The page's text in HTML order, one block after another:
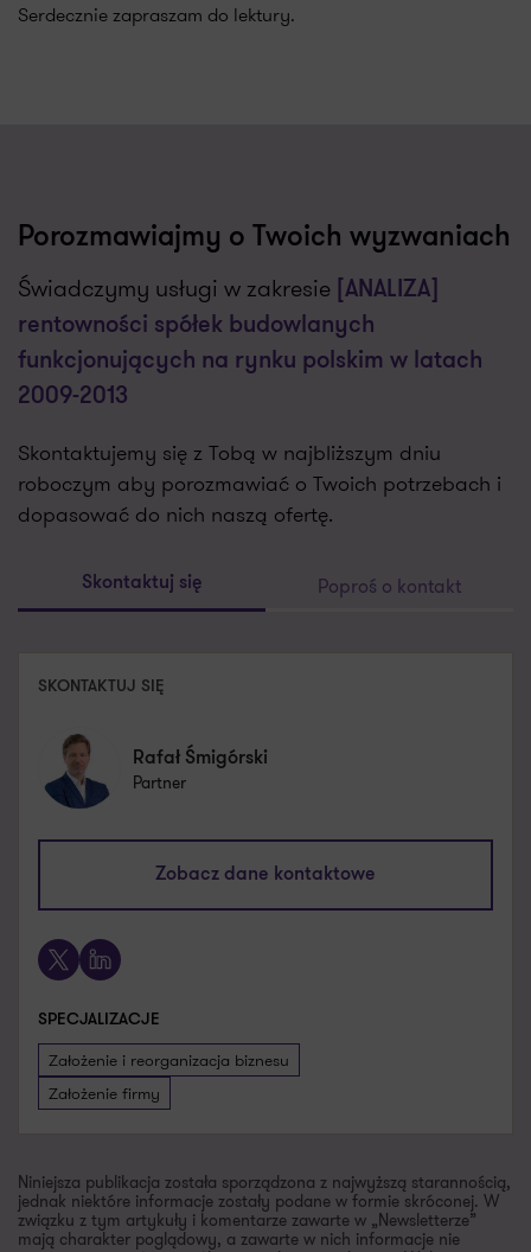
Serdecznie zapraszam do lektury.
Porozmawiajmy o Twoich wyzwaniach
Świadczymy usługi w zakresie [ANALIZA]
rentowności spółek budowlanych
funkcjonujących na rynku polskim w latach
2009-2013
Skontaktujemy się z Tobą w najbliższym dniu
roboczym aby porozmawiać o Twoich potrzebach i
dopasować do nich naszą ofertę.
Skontaktuj się Poproś o kontakt
SKONTAKTUJ SIĘ
Rafał Śmigórski
Partner
Zobacz dane kontaktowe
X LinkedIn
SPECJALIZACJE
Założenie i reorganizacja biznesu
Założenie firmy
Niniejsza publikacja została sporządzona z najwyższą starannością,
jednak niektóre informacje zostały podane w formie skróconej. W
związku z tym artykuły i komentarze zawarte w „Newsletterze”
mają charakter poglądowy, a zawarte w nich informacje nie